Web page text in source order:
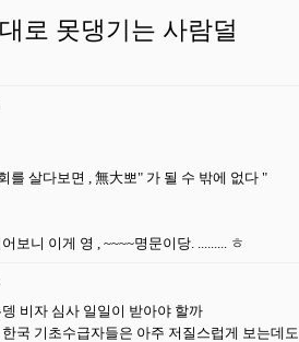
로 못댕기는 사람덜
를 살다보면 , 無大뽀" 가 될 수 밖에 없다 "
보니 이게 영 , ~~~~명문이당. ......... ㅎ
비자 심사 일일이 받아야 할까
국 기초수급자들은 아주 저질스럽게 보는데